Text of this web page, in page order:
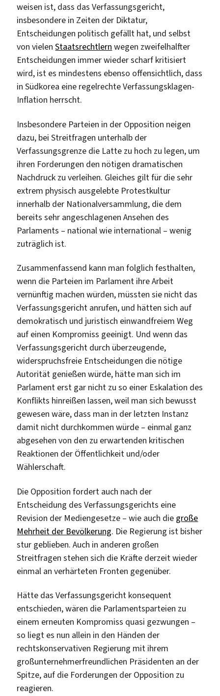
weisen ist, dass das Verfassungsgericht,
insbesondere in Zeiten der Diktatur,
Entscheidungen politisch gefällt hat, und selbst
von vielenStaatsrechtlern wegen zweifelhalfter
Entscheidungen immer wieder scharf kritisiert
wird, ist es mindestens ebenso offensichtlich, dass
in Südkorea eine regelrechte Verfassungsklagen-
Inflation herrscht.
Insbesondere Parteien in der Opposition neigen
dazu, bei Streitfragen unterhalb der
Verfassungsgrenze die Latte zu hoch zu legen, um
ihren Forderungen den nötigen dramatischen
Nachdruck zu verleihen. Gleiches gilt für die sehr
extrem physisch ausgelebte Protestkultur
innerhalb der Nationalversammlung, die dem
bereits sehr angeschlagenen Ansehen des
Parlaments – national wie international – wenig
zuträglich ist.
Zusammenfassend kann man folglich festhalten,
wenn die Parteien im Parlament ihre Arbeit
vernünftig machen würden, müssten sie nicht das
Verfassungsgericht anrufen, und hätten sich auf
demokratisch und juristisch einwandfreiem Weg
auf einen Kompromiss geeinigt. Und wenn das
Verfassungsgericht durch überzeugende,
widerspruchsfreie Entscheidungen die nötige
Autorität genießen würde, hätte man sich im
Parlament erst gar nicht zu so einer Eskalation des
Konflikts hinreißen lassen, weil man sich bewusst
gewesen wäre, dass man in der letzten Instanz
damit nicht durchkommen würde – einmal ganz
abgesehen von den zu erwartenden kritischen
Reaktionen der Öffentlichkeit und/oder
Wählerschaft.
Die Opposition fordert auch nach der
Entscheidung des Verfassungsgerichts eine
Revision der Mediengesetze – wie auch die große
Mehrheit der Bevölkerung. Die Regierung ist bisher
stur geblieben. Auch in anderen großen
Streitfragen stehen sich die Kräfte derzeit wieder
einmal an verhärteten Fronten gegenüber.
Hätte das Verfassungsgericht konsequent
entschieden, wären die Parlamentsparteien zu
einem erneuten Kompromiss quasi gezwungen –
so liegt es nun allein in den Händen der
rechtskonservativen Regierung mit ihrem
großunternehmerfreundlichen Präsidenten an der
Spitze, auf die Forderungen der Opposition zu
reagieren.